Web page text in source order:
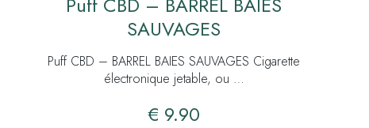
SAUVAGES
Puff CBD – BARREL BAIES SAUVAGES Cigarette
électronique jetable, ou …
€ 9.90